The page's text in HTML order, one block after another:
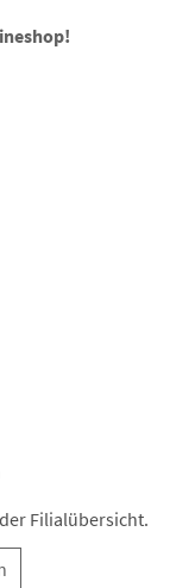
Filialübersicht.